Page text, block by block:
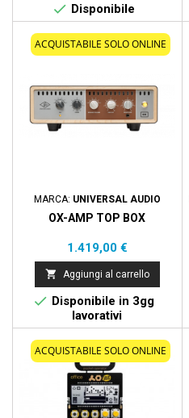
 Disponibile
ACQUISTABILE SOLO ONLINE
MARCA: UNIVERSAL AUDIO
OX-AMP TOP BOX
Prezzo
1.419,00 €
 Aggiungi al carrello
 Disponibile in 3gg
lavorativi
ACQUISTABILE SOLO ONLINE